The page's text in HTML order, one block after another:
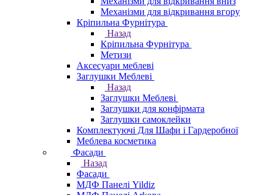
Механізми для відкривання вгору
Кріпильна Фурнітура
Назад
Кріпильна Фурнітура
Метизи
Аксесуари меблеві
Заглушки Меблеві
Назад
Заглушки Меблеві
Заглушки для конфірмата
Заглушки самоклейки
Комплектуючі Для Шафи і Гардеробної
Меблева косметика
Фасади
Назад
Фасади
МДФ Панелі Yildiz